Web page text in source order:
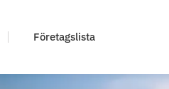
Företagslista